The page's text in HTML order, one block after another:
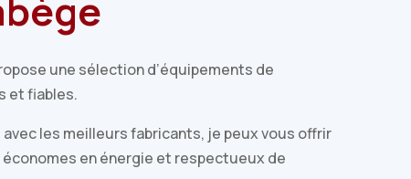
une sélection d’équipements de
et fiables.
les meilleurs fabricants, je peux vous offrir
en énergie et respectueux de